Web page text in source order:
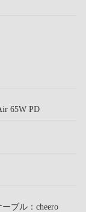
65W PD
ブル：cheero